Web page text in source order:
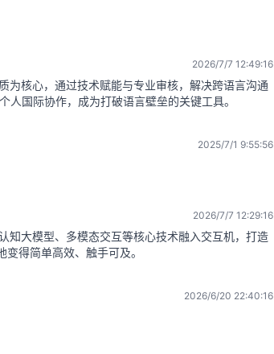
2026/7/7 12:49:16
为核心，通过技术赋能与专业审核，解决跨语言沟通
国际协作，成为打破语言壁垒的关键工具。
2025/7/1 9:55:56
2026/7/7 12:29:16
知大模型、多模态交互等核心技术融入交互机，打造
得简单高效、触手可及。
2026/6/20 22:40:16